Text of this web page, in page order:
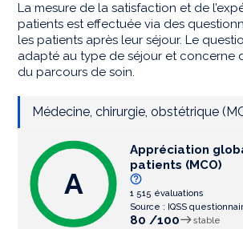
La mesure de la satisfaction et de
patients est effectuée via des
les patients après leur séjour. Le
adapté au type de séjour et concerne
du parcours de soin.
Médecine, chirurgie, obstétrique
Appréciation
patients (MCO)
1 515 évaluations
Source : IQSS
80 /100 stable
A